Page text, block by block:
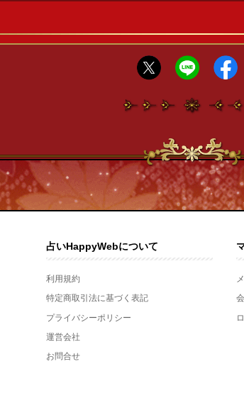
占いHappyWebについて
利用規約
特定商取引法に基づく表記
プライバシーポリシー
運営会社
お問合せ